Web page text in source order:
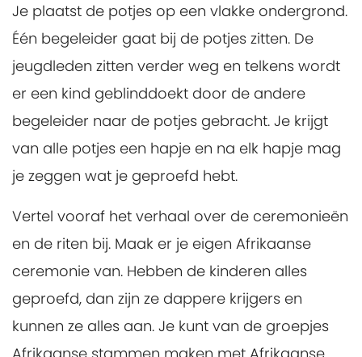
Je plaatst de potjes op een vlakke ondergrond.
Één begeleider gaat bij de potjes zitten. De
jeugdleden zitten verder weg en telkens wordt
er een kind geblinddoekt door de andere
begeleider naar de potjes gebracht. Je krijgt
van alle potjes een hapje en na elk hapje mag
je zeggen wat je geproefd hebt.
Vertel vooraf het verhaal over de ceremonieën
en de riten bij. Maak er je eigen Afrikaanse
ceremonie van. Hebben de kinderen alles
geproefd, dan zijn ze dappere krijgers en
kunnen ze alles aan. Je kunt van de groepjes